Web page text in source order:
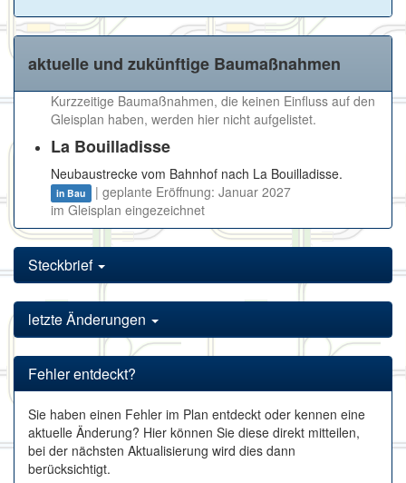
aktuelle und zukünftige Baumaßnahmen
Kurzzeitige Baumaßnahmen, die keinen Einfluss auf den
Gleisplan haben, werden hier nicht aufgelistet.
La Bouilladisse
Neubaustrecke vom Bahnhof nach La Bouilladisse.
in Bau
| geplante Eröffnung: Januar 2027
im Gleisplan eingezeichnet
Steckbrief
letzte Änderungen
Fehler entdeckt?
Sie haben einen Fehler im Plan entdeckt oder kennen eine
aktuelle Änderung? Hier können Sie diese direkt mitteilen,
bei der nächsten Aktualisierung wird dies dann
berücksichtigt.